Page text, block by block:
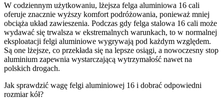
W codziennym użytkowaniu, lżejsza felga aluminiowa 16 cali
oferuje znacznie wyższy komfort podróżowania, ponieważ mniej
obciąża układ zawieszenia. Podczas gdy felga stalowa 16 cali może
wydawać się trwalsza w ekstremalnych warunkach, to w normalnej
eksploatacji felgi aluminiowe wygrywają pod każdym względem.
Są one lżejsze, co przekłada się na lepsze osiągi, a nowoczesny stop
aluminium zapewnia wystarczającą wytrzymałość nawet na
polskich drogach.
Jak sprawdzić wagę felgi aluminiowej 16 i dobrać odpowiedni
rozmiar kół?